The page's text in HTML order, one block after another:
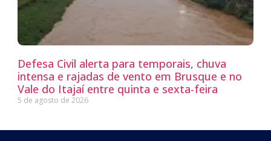
Defesa Civil alerta para temporais, chuva
intensa e rajadas de vento em Brusque e no
Vale do Itajaí entre quinta e sexta-feira
5 de agosto de 2026